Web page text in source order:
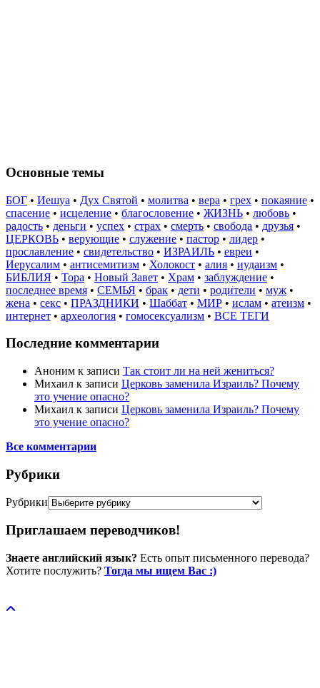
Основные темы
БОГ • Иешуа • Дух Святой • молитва • вера • грех • покаяние •
спасение • исцеление • благословение • ЖИЗНЬ • любовь •
радость • деньги • успех • страх • смерть • свобода • друзья •
ЦЕРКОВЬ • верующие • служение • пастор • лидер •
прославление • свидетельство • ИЗРАИЛЬ • евреи •
Иерусалим • антисемитизм • Холокост • алия • иудаизм •
БИБЛИЯ • Тора • Новый Завет • Храм • заблуждение •
последнее время • СЕМЬЯ • брак • дети • родители • муж •
жена • секс • ПРАЗДНИКИ • Шаббат • МИР • ислам • атеизм •
интернет • археология • гомосексуализм • ВСЕ ТЕГИ
Последние комментарии
Аноним к записи Так стоит ли на ней жениться?
Михаил к записи Церковь заменила Израиль? Почему
это учение опасно?
Михаил к записи Церковь заменила Израиль? Почему
это учение опасно?
Все комментарии
Рубрики
Рубрики
Приглашаем переводчиков!
Знаете английский язык? Есть опыт письменного перевода?
Хотите послужить? Тогда мы ищем Вас :)